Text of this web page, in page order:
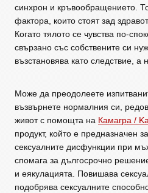
синхрон и кръвообращението.
фактора, които стоят зад
Когато тялото се чувства по-
свързано със собствените си
възстановява като следствие, а
Може да преодолеете
възвърнете нормалния си,
живот с помощта на Камагра /
продукт, който е предназначен
сексуалните дисфункции при
спомага за дългосрочно
и еякулацията. Повишава
подобрява сексуалните